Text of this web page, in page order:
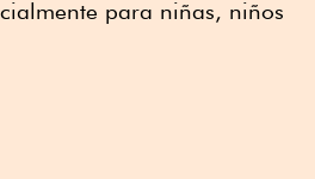
para niñas, niños